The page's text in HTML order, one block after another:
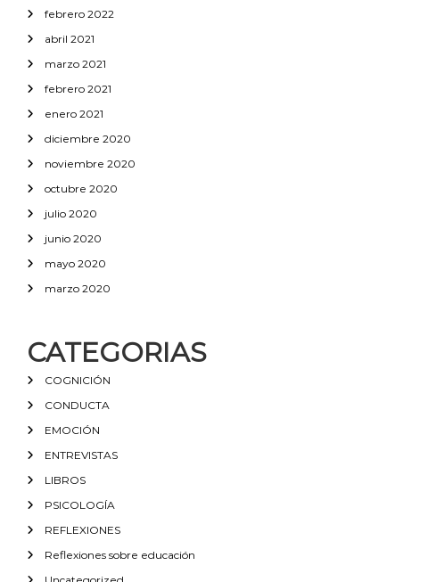
febrero 2022
abril 2021
marzo 2021
febrero 2021
enero 2021
diciembre 2020
noviembre 2020
octubre 2020
julio 2020
junio 2020
mayo 2020
marzo 2020
CATEGORIAS
COGNICIÓN
CONDUCTA
EMOCIÓN
ENTREVISTAS
LIBROS
PSICOLOGÍA
REFLEXIONES
Reflexiones sobre educación